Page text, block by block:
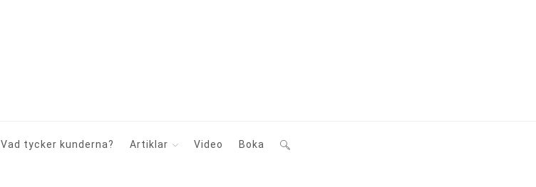
Vad tycker kunderna? Artiklar Video Boka